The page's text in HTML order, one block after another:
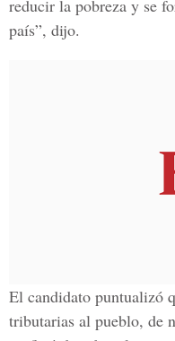
reducir la pobreza y se
país”, dijo.
El candidato puntualizó
tributarias al pueblo, de